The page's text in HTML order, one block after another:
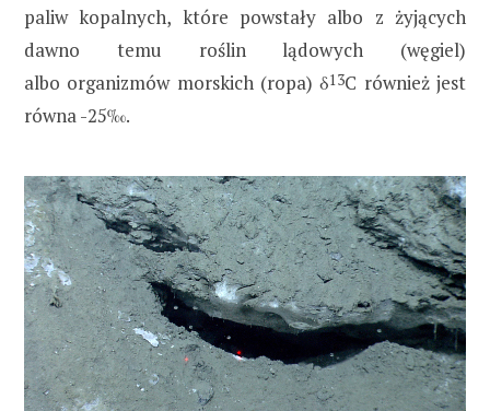
paliw kopalnych, które powstały albo z żyjących
dawno temu roślin lądowych (węgiel)
albo organizmów morskich (ropa) δ13C również jest
równa -25‰.